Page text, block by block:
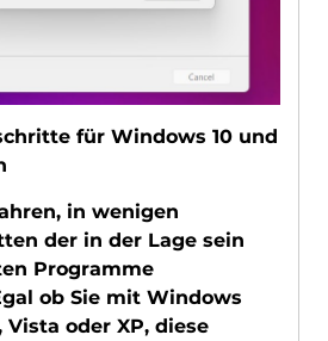
für Windows 10 und
in wenigen
der in der Lage sein
Programme
ob Sie mit Windows
Vista oder XP, diese